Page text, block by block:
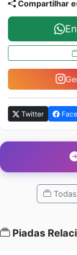
Compartilhar
Twitter
Piadas